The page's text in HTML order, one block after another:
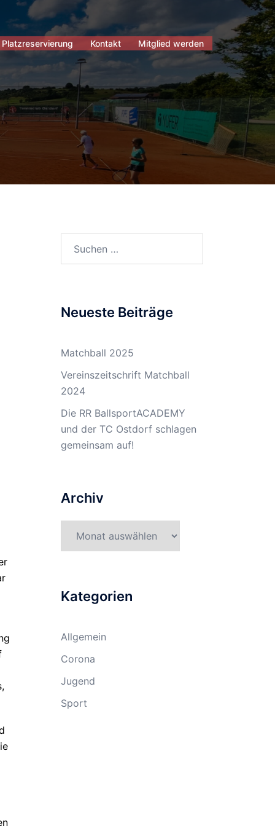
Platzreservierung Kontakt Mitglied werden
Neueste Beiträge
Matchball 2025
Vereinszeitschrift Matchball
2024
Die RR BallsportACADEMY
und der TC Ostdorf schlagen
gemeinsam auf!
Archiv
Kategorien
Allgemein
Corona
Jugend
Sport